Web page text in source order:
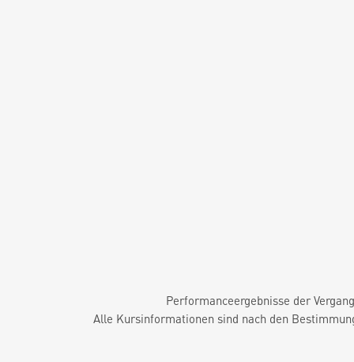
Performanceergebnisse der
Alle Kursinformationen sind nach den